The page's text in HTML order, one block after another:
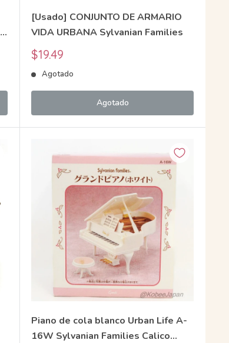
[Usado] CONJUNTO DE ARMARIO
VIDA URBANA Sylvanian Families
Precio
de
venta
$19.49
Agotado
Agotado
Piano de cola blanco Urban Life A-
16W Sylvanian Families Calico